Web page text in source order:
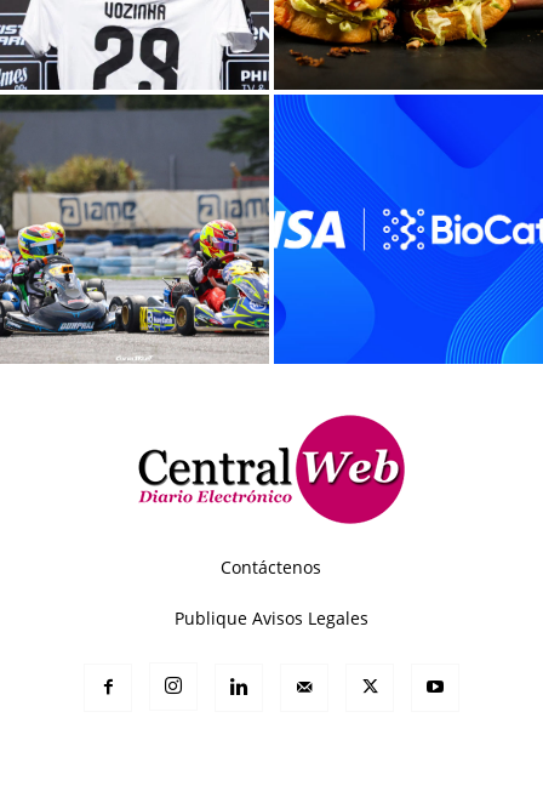
Contáctenos
Publique Avisos Legales